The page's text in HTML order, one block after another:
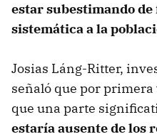
estar subestimando
sistemática a la
Josias Láng-Ritter,
señaló que por
que una parte
estaría ausente de los